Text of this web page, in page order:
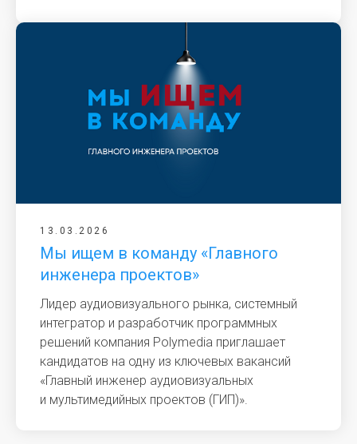
13.03.2026
Мы ищем в команду «Главного
инженера проектов»
Лидер аудиовизуального рынка, системный
интегратор и разработчик программных
решений компания Polymedia приглашает
кандидатов на одну из ключевых вакансий
«Главный инженер аудиовизуальных
и мультимедийных проектов (ГИП)».